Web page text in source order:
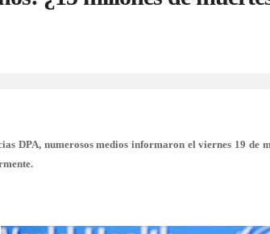
DPA, numerosos medios informaron el viernes 19 de